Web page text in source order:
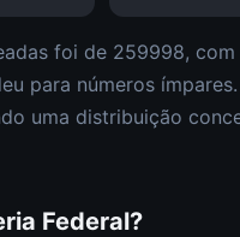
foi de 259998,
para números ímpares.
uma distribuição
Federal?